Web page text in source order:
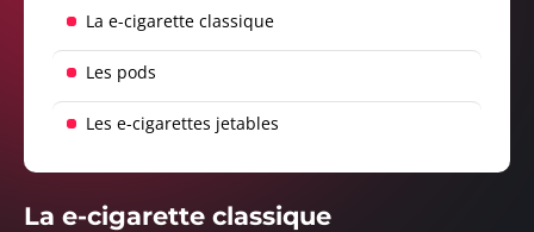
La e-cigarette classique
Les pods
Les e-cigarettes jetables
La e-cigarette classique